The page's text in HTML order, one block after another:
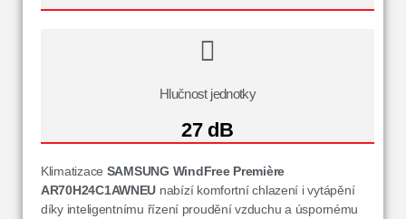
Hlučnost jednotky
27 dB
Klimatizace SAMSUNG WindFree Première
AR70H24C1AWNEU nabízí komfortní chlazení i vytápění
díky inteligentnímu řízení proudění vzduchu a úspornému